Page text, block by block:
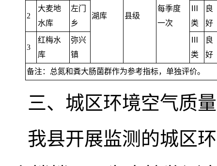
湖库 县级
每季度
一次
2
大麦地
水库
左门
乡
类
良
好
3
红梅水
库
弥兴
镇
类
良
好
备注：总氮和粪大肠菌群作为参考指标，单独评价。
三、城区环境空气质
我县开展监测的城区